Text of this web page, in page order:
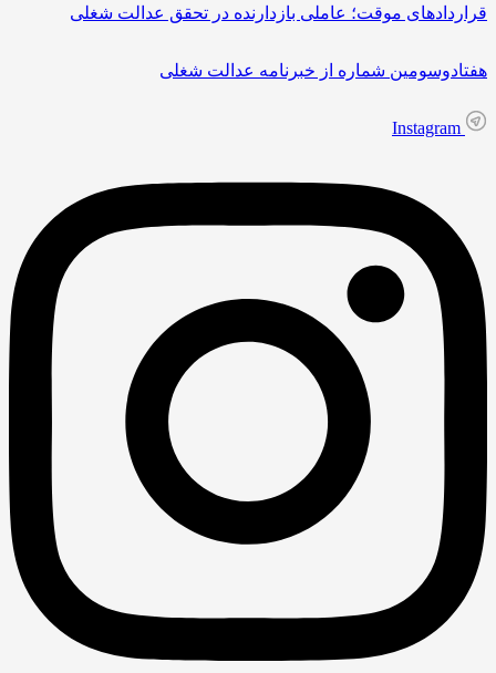
قراردادهای موقت؛ عاملی بازدارنده در تحقق عدالت شغلی
هفتادوسومین شماره از خبرنامه عدالت شغلی
Instagram